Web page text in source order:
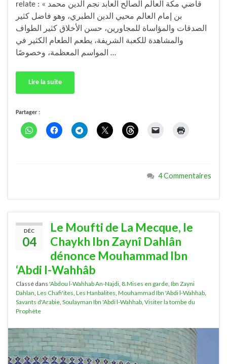
relate : « قاضي مكة العالم الصالح العابد نجم الدين محمد
بن إمام العالم محيي الدين الطبري، وهو فاضل كثير
الصدقات والمؤاساة للمجاورين، حسن الأخلاق كثير الطواف
والمشاهدة للكعبة الشريفة، يطعم الطعام الكثير في
المواسم المعظمة، وخصوصًا …
Lire la suite
Partager :
4 Commentaires
DÉC
04
Le Moufti de La Mecque, le
Chaykh Ibn Zaynî Dahlân
dénonce Mouhammad Ibn
‘Abdi l-Wahhâb
Classé dans 'Abdou l-Wahhab An-Najdi 8.Mises en garde Ibn Zayni
Dahlan Les Chafi'ites Les Hanbalites Mouhammad Ibn 'Abdi l-Wahhab
Savants d'Arabie Soulayman Ibn 'Abdi l-Wahhab Visiter la tombe du
Prophète